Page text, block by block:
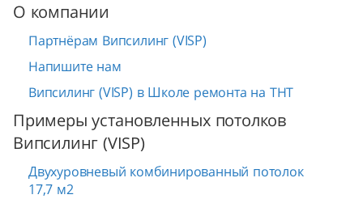
О компании
Партнёрам Випсилинг (VISP)
Напишите нам
Випсилинг (VISP) в Школе ремонта на ТНТ
Примеры установленных потолков
Випсилинг (VISP)
Двухуровневый комбинированный потолок
17,7 м2